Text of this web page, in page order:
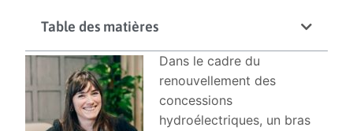
Table des matières
Dans le cadre du
renouvellement des
concessions
hydroélectriques, un bras